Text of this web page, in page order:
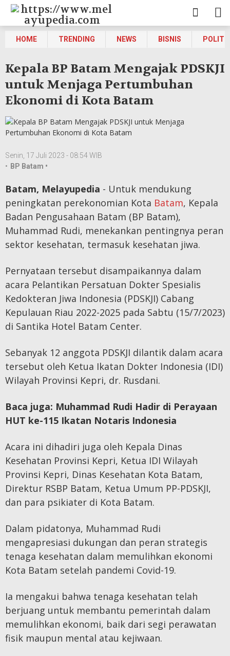
HOME TRENDING NEWS BISNIS
Kepala BP Batam Mengajak PDSKJI
untuk Menjaga Pertumbuhan
Ekonomi di Kota Batam
Senin, 17 Juli 2023 - 08:54 WIB
• BP Batam •
Batam, Melayupedia - Untuk mendukung
peningkatan perekonomian Kota Batam, Kepala
Badan Pengusahaan Batam (BP Batam),
Muhammad Rudi, menekankan pentingnya peran
sektor kesehatan, termasuk kesehatan jiwa.
Pernyataan tersebut disampaikannya dalam
acara Pelantikan Persatuan Dokter Spesialis
Kedokteran Jiwa Indonesia (PDSKJI) Cabang
Kepulauan Riau 2022-2025 pada Sabtu (15/7/2023)
di Santika Hotel Batam Center.
Sebanyak 12 anggota PDSKJI dilantik dalam acara
tersebut oleh Ketua Ikatan Dokter Indonesia (IDI)
Wilayah Provinsi Kepri, dr. Rusdani.
Baca juga: Muhammad Rudi Hadir di Perayaan
HUT ke-115 Ikatan Notaris Indonesia
Acara ini dihadiri juga oleh Kepala Dinas
Kesehatan Provinsi Kepri, Ketua IDI Wilayah
Provinsi Kepri, Dinas Kesehatan Kota Batam,
Direktur RSBP Batam, Ketua Umum PP-PDSKJI,
dan para psikiater di Kota Batam.
Dalam pidatonya, Muhammad Rudi
mengapresiasi dukungan dan peran strategis
tenaga kesehatan dalam memulihkan ekonomi
Kota Batam setelah pandemi Covid-19.
Ia mengakui bahwa tenaga kesehatan telah
berjuang untuk membantu pemerintah dalam
memulihkan ekonomi, baik dari segi perawatan
fisik maupun mental atau kejiwaan.